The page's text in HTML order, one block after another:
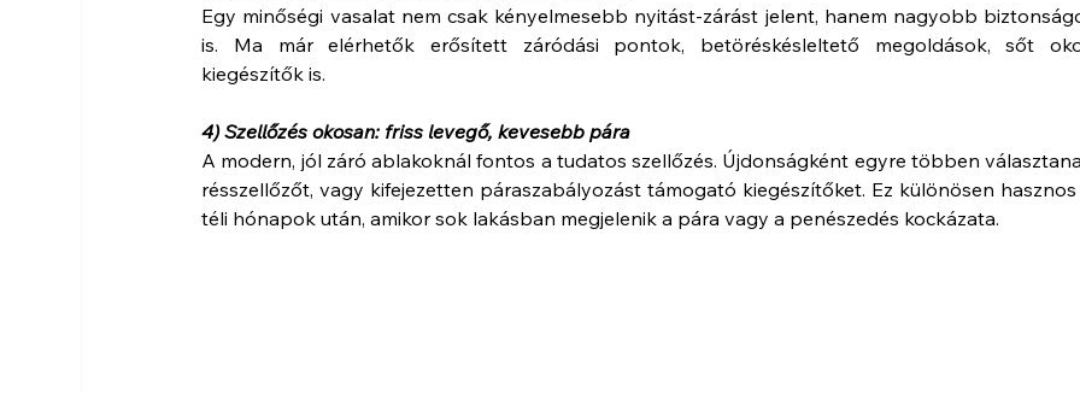
Egy minőségi vasalat nem csak kényelmesebb nyitást-zárást jelent, hanem nagyobb
is. Ma már elérhetők erősített záródási pontok, betöréskésleltető megoldások, sőt
kiegészítők is.
4) Szellőzés okosan: friss levegő, kevesebb pára
A modern, jól záró ablakoknál fontos a tudatos szellőzés. Újdonságként egyre többen
résszellőzőt, vagy kifejezetten páraszabályozást támogató kiegészítőket. Ez különösen
téli hónapok után, amikor sok lakásban megjelenik a pára vagy a penészedés kockázata.